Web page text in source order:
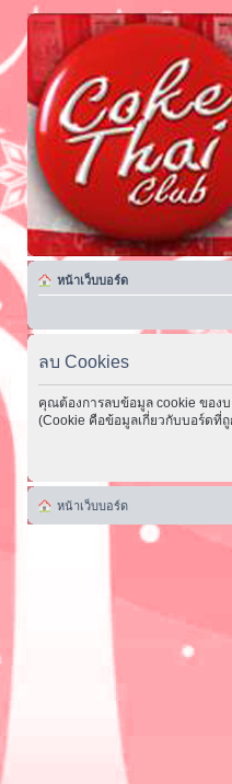
หน้าเว็บบอร์ด
ลบ Cookies
คุณต้องการลบข้อมูล cookie ของ
(Cookie คือข้อมูลเกี่ยวกับบอร์ดที่
หน้าเว็บบอร์ด